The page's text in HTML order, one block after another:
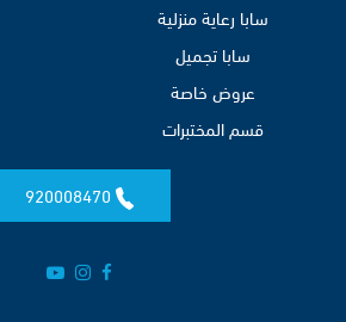
سابا رعاية منزلية
سابا تجميل
عروض خاصة
قسم المختبرات